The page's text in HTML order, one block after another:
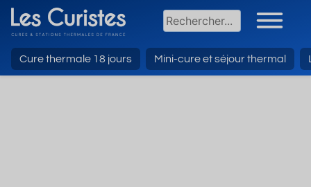
Cure thermale 18 jours Mini-cure et séjour thermal